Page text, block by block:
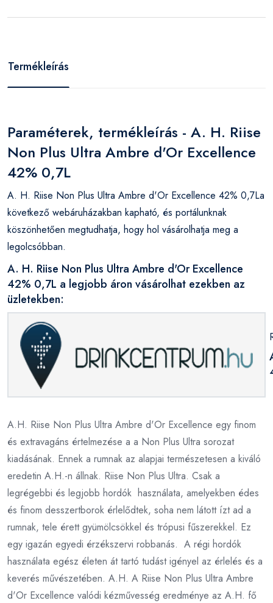
Termékleírás
Paraméterek, termékleírás - A. H. Riise
Non Plus Ultra Ambre d'Or Excellence
42% 0,7L
A. H. Riise Non Plus Ultra Ambre d'Or Excellence 42% 0,7La
következő webáruházakban kapható, és portálunknak
köszönhetően megtudhatja, hogy hol vásárolhatja meg a
legolcsóbban.
A. H. Riise Non Plus Ultra Ambre d'Or Excellence
42% 0,7L a legjobb áron vásárolhat ezekben az
üzletekben:
A.H. Riise Non Plus Ultra Ambre d'Or Excellence egy finom
és extravagáns értelmezése a a Non Plus Ultra sorozat
kiadásának. Ennek a rumnak az alapjai természetesen a kiváló
eredetin A.H.-n állnak. Riise Non Plus Ultra. Csak a
legrégebbi és legjobb hordók használata, amelyekben édes
és finom desszertborok érlelődtek, soha nem látott ízt ad a
rumnak, tele érett gyümölcsökkel és trópusi fűszerekkel. Ez
egy igazán egyedi érzékszervi robbanás. A régi hordók
használata egész életen át tartó tudást igényel az érlelés és a
keverés művészetében. A.H. A Riise Non Plus Ultra Ambre
d'Or Excellence valódi kézművesség eredménye az A.H. fő